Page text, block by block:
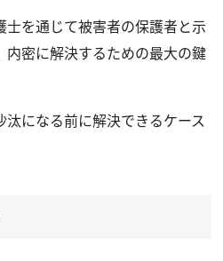
を通じて被害者の保護者と示
密に解決するための最大の鍵
になる前に解決できるケース